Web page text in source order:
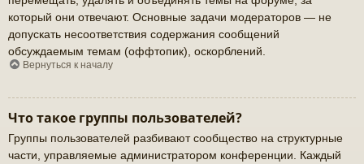
который они отвечают. Основные задачи модераторов — не
допускать несоответствия содержания сообщений
обсуждаемым темам (оффтопик), оскорблений.
Вернуться к началу
Что такое группы пользователей?
Группы пользователей разбивают сообщество на структурные
части, управляемые администратором конференции. Каждый